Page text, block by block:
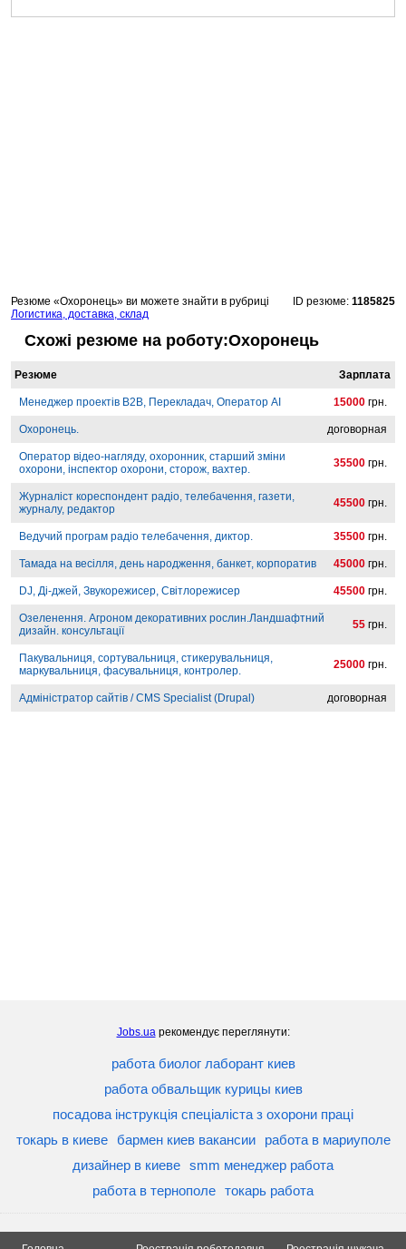
Резюме «Охоронець» ви можете знайти в рубриці
Логистика, доставка, склад
ID резюме: 1185825
Схожі резюме на роботу:Охоронець
Резюме Зарплата
Менеджер проектів B2B, Перекладач, Оператор AI 15000 грн.
Охоронець. договорная
Оператор відео-нагляду, охоронник, старший зміни
охорони, інспектор охорони, сторож, вахтер.
35500 грн.
Журналіст кореспондент радіо, телебачення, газети,
журналу, редактор
45500 грн.
Ведучий програм радіо телебачення, диктор. 35500 грн.
Тамада на весілля, день народження, банкет, корпоратив 45000 грн.
DJ, Ді-джей, Звукорежисер, Світлорежисер 45500 грн.
Озеленення. Агроном декоративних рослин.Ландшафтний
дизайн. консультації
55 грн.
Пакувальниця, сортувальниця, стикерувальниця,
маркувальниця, фасувальниця, контролер.
25000 грн.
Адміністратор сайтів / CMS Specialist (Drupal) договорная
Jobs.uaрекомендує переглянути:
работа биолог лаборант киев
работа обвальщик курицы киев
посадова інструкція спеціаліста з охорони праці
токарь в киеве
бармен киев вакансии
работа в мариуполе
дизайнер в киеве smm менеджер работа
работа в тернополе токарь работа